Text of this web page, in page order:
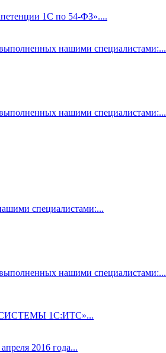
1С по 54-ФЗ»....
нашими специалистами:...
нашими специалистами:...
специалистами:...
нашими специалистами:...
1С:ИТС»...
2016 года...